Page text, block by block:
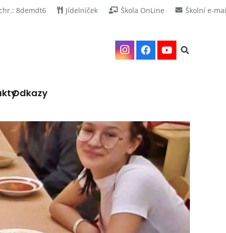
8demdt6 Jídelníček Škola OnLine Školní e-
Odkazy